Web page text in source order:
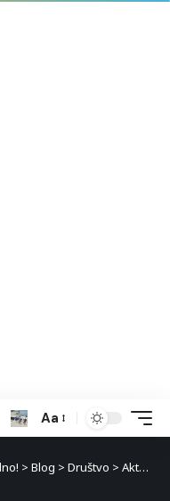
Aa
> Blog > Društvo > Aktuelnosti